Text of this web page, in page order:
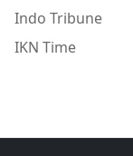
Indo Tribune
IKN Time